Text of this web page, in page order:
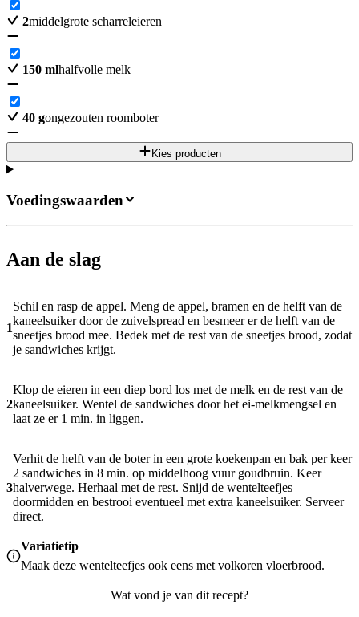
2middelgrote scharreleieren
150 mlhalfvolle melk
40 gongezouten roomboter
Kies producten
Aan de slag
1
Schil en rasp de appel. Meng de appel, bramen en de helft van de
kaneelsuiker door de zuivelspread en besmeer er de helft van de
sneetjes brood mee. Bedek met de rest van de sneetjes brood, zodat
je sandwiches krijgt.
2
Klop de eieren in een diep bord los met de melk en de rest van de
kaneelsuiker. Wentel de sandwiches door het ei-melkmengsel en
laat ze er 1 min. in liggen.
3
Verhit de helft van de boter in een grote koekenpan en bak per keer
2 sandwiches in 8 min. op middelhoog vuur goudbruin. Keer
halverwege. Herhaal met de rest. Snijd de wentelteefjes
doormidden en bestrooi eventueel met extra kaneelsuiker. Serveer
direct.
Variatietip
Maak deze wentelteefjes ook eens met volkoren vloerbrood.
Wat vond je van dit recept?
Voedingswaarden